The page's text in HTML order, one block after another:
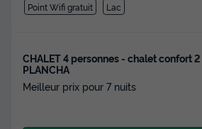
Point Wifi gratuit Lac
CHALET 4 personnes - chalet confort
PLANCHA
Meilleur prix pour 7 nuits